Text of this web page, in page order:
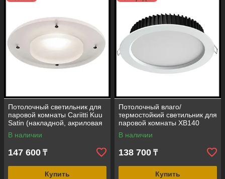
Работаем и организовываем отправку по
всей территории Республики Казахстан.
«WELLNESS» - для тех, кто из лучшего
выбирает исключительное!
Потолочный светильник для
паровой комнаты Cariitti Kuu
Satin (накладной, акриловая
оправа, LED, 12V, IP67)
В наличии
147 600 ₸
Купить
Потолочный влаго/
термостойкий светильник для
паровой комнаты XB140
(встраиваемый, 3000K, 25W,
12V, IP67, LED)
В наличии
138 700 ₸
Купить